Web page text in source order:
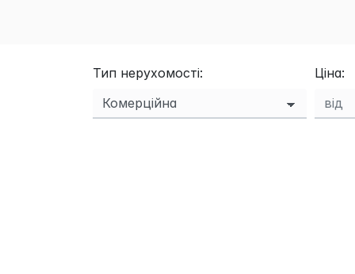
Тип нерухомості: Ціна: